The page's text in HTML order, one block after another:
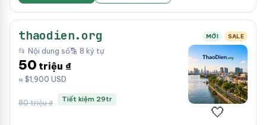
thaodien.org MỚI SALE
📂 Nội dung số🔡 8 ký tự
50 triệu ₫
≈ $1,900 USD
80 triệu ₫ Tiết kiệm 29tr
🤍